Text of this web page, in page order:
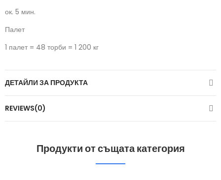
ок. 5 мин.
Палет
1 палет = 48 торби = 1 200 кг
ДЕТАЙЛИ ЗА ПРОДУКТА
REVIEWS(0)
Продукти от същата категория